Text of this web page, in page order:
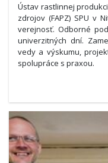
Ústav rastlinnej
zdrojov (FAPZ) SPU v
verejnosť. Odborné
univerzitných dní.
vedy a výskumu,
spolupráce s praxou.